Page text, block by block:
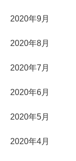
2020年9月
2020年8月
2020年7月
2020年6月
2020年5月
2020年4月